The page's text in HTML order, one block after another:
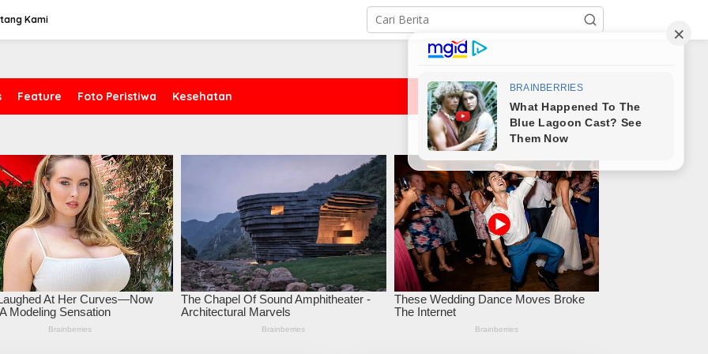
Kami
Feature Foto Peristiwa Kesehatan